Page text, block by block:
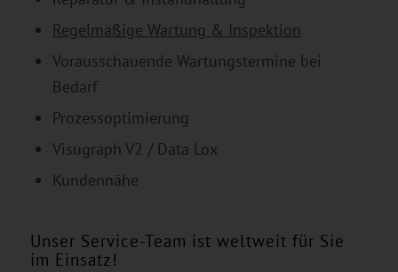
Regelmäßige Wartung & Inspektion
Vorausschauende Wartungstermine bei
Bedarf
Prozessoptimierung
Visugraph V2 / Data Lox
Kundennähe
Unser Service-Team ist weltweit für Sie
im Einsatz!